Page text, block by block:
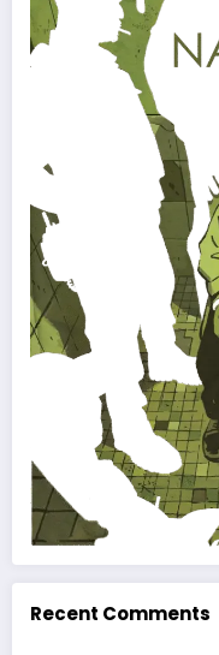
Recent Comments